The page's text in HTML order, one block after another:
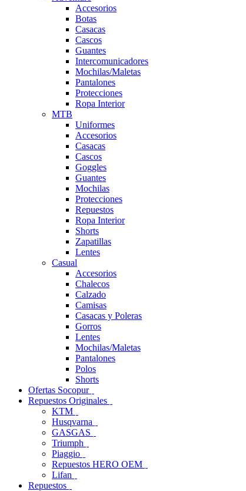
Accesorios
Botas
Casacas
Cascos
Guantes
Intercomunicadores
Mochilas/Maletas
Pantalones
Protecciones
Ropa Interior
MTB
Uniformes
Accesorios
Casacas
Cascos
Goggles
Guantes
Mochilas
Protecciones
Repuestos
Ropa Interior
Shorts
Zapatillas
Lentes
Casual
Accesorios
Chalecos
Calzado
Camisas
Casacas y Poleras
Gorros
Lentes
Mochilas/Maletas
Pantalones
Polos
Shorts
Ofertas Socopur
Repuestos Originales
KTM
Husqvarna
GASGAS
Triumph
Piaggio
Repuestos HERO OEM
Lifan
Repuestos